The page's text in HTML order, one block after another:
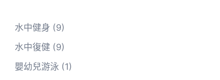
水中健身 (9)
水中復健 (9)
嬰幼兒游泳 (1)